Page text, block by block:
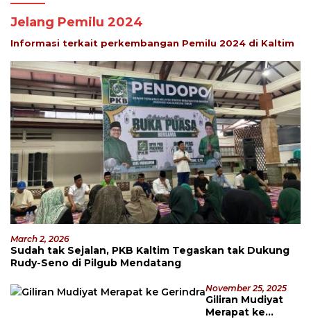
Jelang Pemilu 2024
Informasi terkait perkembangan Pemilu 2024 di Kaltim
March 2, 2026
Sudah tak Sejalan, PKB Kaltim Tegaskan tak Dukung
Rudy-Seno di Pilgub Mendatang
November 25, 2025
Giliran Mudiyat
Merapat ke